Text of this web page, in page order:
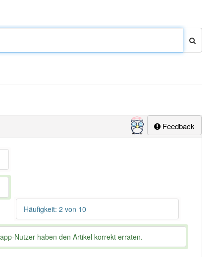
Feedback
Häufigkeit: 2 von 10
Nutzer haben den Artikel korrekt erraten.